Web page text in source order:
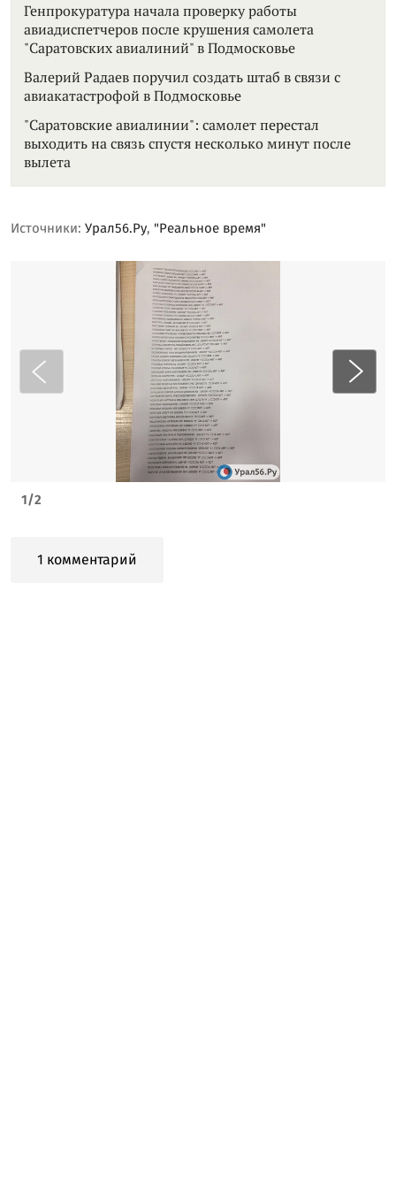
Генпрокуратура начала проверку работы
авиадиспетчеров после крушения самолета
"Саратовских авиалиний" в Подмосковье
Валерий Радаев поручил создать штаб в связи с
авиакатастрофой в Подмосковье
"Саратовские авиалинии": самолет перестал
выходить на связь спустя несколько минут после
вылета
Источники: Урал56.Ру, "Реальное время"
1/2
1 комментарий